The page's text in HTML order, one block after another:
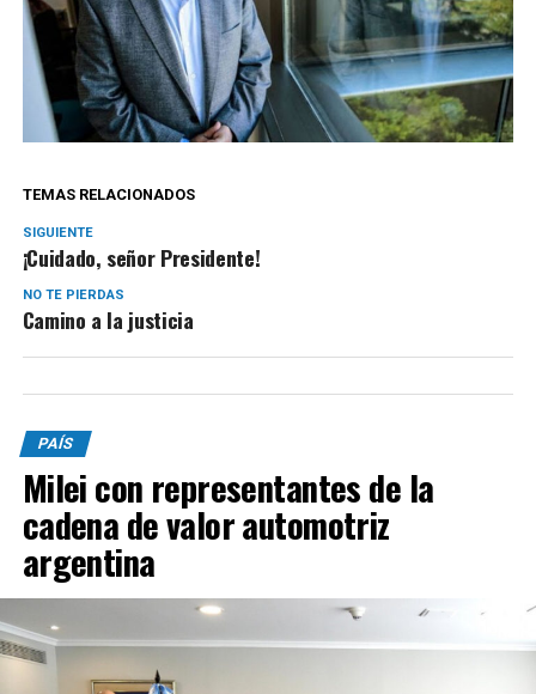
TEMAS RELACIONADOS
SIGUIENTE
¡Cuidado, señor Presidente!
NO TE PIERDAS
Camino a la justicia
PAÍS
Milei con representantes de la
cadena de valor automotriz
argentina